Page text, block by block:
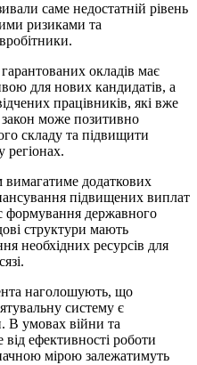
саме недостатній рівень
ризиками та
окладів має
для нових кандидатів, а
працівників, які вже
може позитивно
складу та підвищити
регіонах.
вимагатиме додаткових
підвищених виплат
формування державного
структури мають
необхідних ресурсів для
наголошують, що
систему є
В умовах війни та
ефективності роботи
мірою залежатимуть